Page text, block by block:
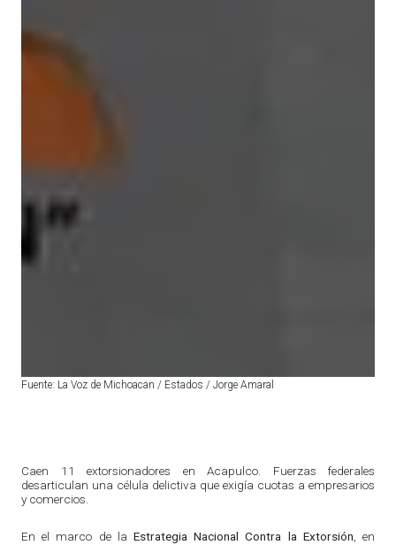
Fuente: La Voz de Michoacan / Estados / Jorge Amaral
Caen 11 extorsionadores en Acapulco. Fuerzas federales
desarticulan una célula delictiva que exigía cuotas a empresarios
y comercios.
En el marco de la Estrategia Nacional Contra la Extorsión , en